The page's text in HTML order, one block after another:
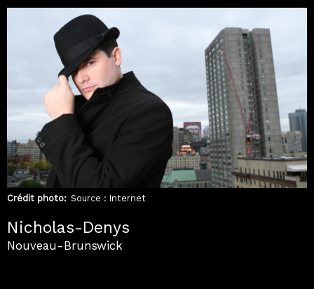
Crédit photo Source : Internet
Nicholas-Denys
Nouveau-Brunswick